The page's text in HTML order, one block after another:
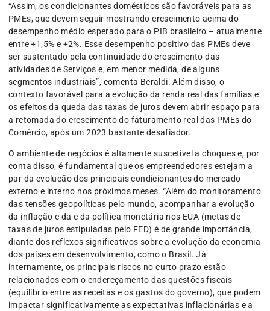
“Assim, os condicionantes domésticos são favoráveis para as
PMEs, que devem seguir mostrando crescimento acima do
desempenho médio esperado para o PIB brasileiro – atualmente
entre +1,5% e +2%. Esse desempenho positivo das PMEs deve
ser sustentado pela continuidade do crescimento das
atividades de Serviços e, em menor medida, de alguns
segmentos industriais”, comenta Beraldi. Além disso, o
contexto favorável para a evolução da renda real das famílias e
os efeitos da queda das taxas de juros devem abrir espaço para
a retomada do crescimento do faturamento real das PMEs do
Comércio, após um 2023 bastante desafiador.
O ambiente de negócios é altamente suscetível a choques e, por
conta disso, é fundamental que os empreendedores estejam a
par da evolução dos principais condicionantes do mercado
externo e interno nos próximos meses. “Além do monitoramento
das tensões geopolíticas pelo mundo, acompanhar a evolução
da inflação e da e da política monetária nos EUA (metas de
taxas de juros estipuladas pelo FED) é de grande importância,
diante dos reflexos significativos sobre a evolução da economia
dos países em desenvolvimento, como o Brasil. Já
internamente, os principais riscos no curto prazo estão
relacionados com o endereçamento das questões fiscais
(equilíbrio entre as receitas e os gastos do governo), que podem
impactar significativamente as expectativas inflacionárias e a